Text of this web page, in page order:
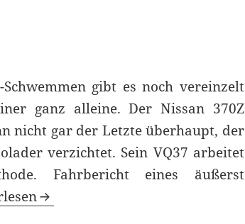
gibt es noch vereinzelt
ganz alleine. Der Nissan 370Z
nicht gar der Letzte überhaupt, der
verzichtet. Sein VQ37 arbeitet
Fahrbericht eines äußerst
Nissan 370Z Nismo Fahrbericht